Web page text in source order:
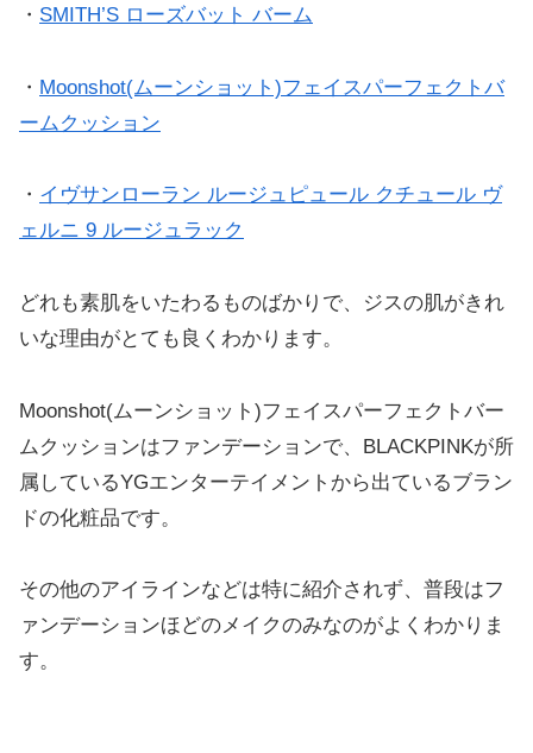
・ SMITH’S ローズバット バーム
・ Moonshot(ムーンショット)フェイスパーフェクトバ
ームクッション
・ イヴサンローラン ルージュピュール クチュール ヴ
ェルニ 9 ルージュラック
どれも素肌をいたわるものばかりで、ジスの肌がきれ
いな理由がとても良くわかります。
Moonshot(ムーンショット)フェイスパーフェクトバー
ムクッションはファンデーションで、BLACKPINKが所
属しているYGエンターテイメントから出ているブラン
ドの化粧品です。
その他のアイラインなどは特に紹介されず、普段はフ
ァンデーションほどのメイクのみなのがよくわかりま
す。